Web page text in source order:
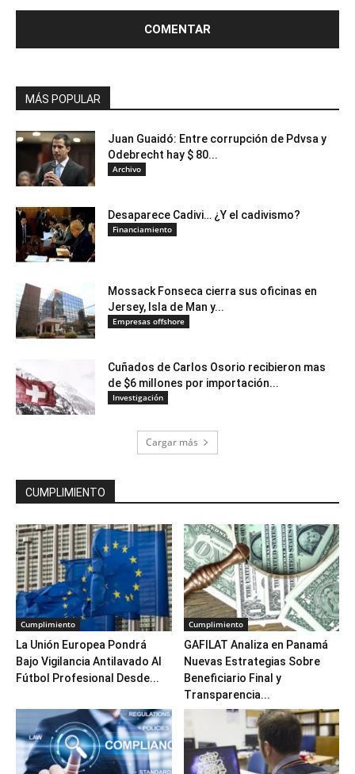
MÁS POPULAR
Juan Guaidó: Entre corrupción de Pdvsa y
Odebrecht hay $ 80...
Archivo
Desaparece Cadivi… ¿Y el cadivismo?
Financiamiento
Mossack Fonseca cierra sus oficinas en
Jersey, Isla de Man y...
Empresas offshore
Cuñados de Carlos Osorio recibieron mas
de $6 millones por importación...
Investigación
Cargar más
CUMPLIMIENTO
Cumplimiento
La Unión Europea Pondrá
Bajo Vigilancia Antilavado Al
Fútbol Profesional Desde...
Cumplimiento
GAFILAT Analiza en Panamá
Nuevas Estrategias Sobre
Beneficiario Final y
Transparencia...